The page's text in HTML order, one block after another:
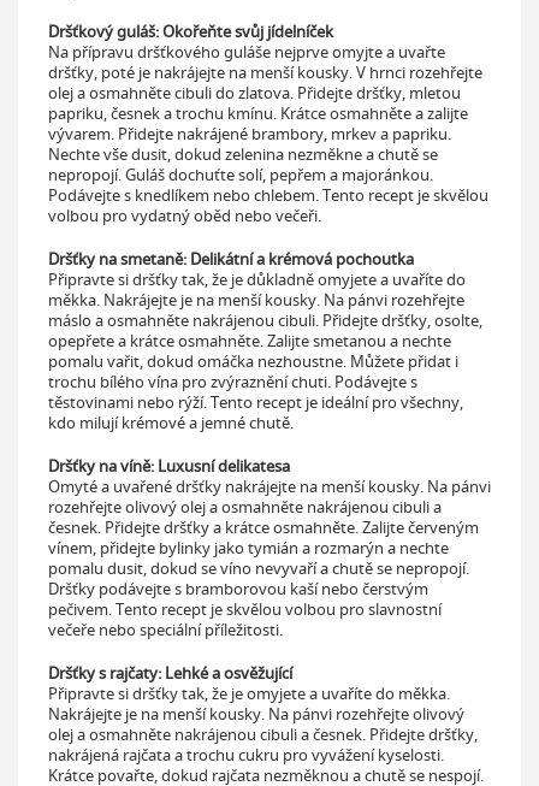
Dršťkový guláš: Okořeňte svůj jídelníček
Na přípravu dršťkového guláše nejprve omyjte a uvařte
dršťky, poté je nakrájejte na menší kousky. V hrnci rozehřejte
olej a osmahněte cibuli do zlatova. Přidejte dršťky, mletou
papriku, česnek a trochu kmínu. Krátce osmahněte a zalijte
vývarem. Přidejte nakrájené brambory, mrkev a papriku.
Nechte vše dusit, dokud zelenina nezměkne a chutě se
nepropojí. Guláš dochuťte solí, pepřem a majoránkou.
Podávejte s knedlíkem nebo chlebem. Tento recept je skvělou
volbou pro vydatný oběd nebo večeři.
Dršťky na smetaně: Delikátní a krémová pochoutka
Připravte si dršťky tak, že je důkladně omyjete a uvaříte do
měkka. Nakrájejte je na menší kousky. Na pánvi rozehřejte
máslo a osmahněte nakrájenou cibuli. Přidejte dršťky, osolte,
opepřete a krátce osmahněte. Zalijte smetanou a nechte
pomalu vařit, dokud omáčka nezhoustne. Můžete přidat i
trochu bílého vína pro zvýraznění chuti. Podávejte s
těstovinami nebo rýží. Tento recept je ideální pro všechny,
kdo milují krémové a jemné chutě.
Dršťky na víně: Luxusní delikatesa
Omyté a uvařené dršťky nakrájejte na menší kousky. Na pánvi
rozehřejte olivový olej a osmahněte nakrájenou cibuli a
česnek. Přidejte dršťky a krátce osmahněte. Zalijte červeným
vínem, přidejte bylinky jako tymián a rozmarýn a nechte
pomalu dusit, dokud se víno nevyvaří a chutě se nepropojí.
Dršťky podávejte s bramborovou kaší nebo čerstvým
pečivem. Tento recept je skvělou volbou pro slavnostní
večeře nebo speciální příležitosti.
Dršťky s rajčaty: Lehké a osvěžující
Připravte si dršťky tak, že je omyjete a uvaříte do měkka.
Nakrájejte je na menší kousky. Na pánvi rozehřejte olivový
olej a osmahněte nakrájenou cibuli a česnek. Přidejte dršťky,
nakrájená rajčata a trochu cukru pro vyvážení kyselosti.
Krátce povařte, dokud rajčata nezměknou a chutě se nespojí.